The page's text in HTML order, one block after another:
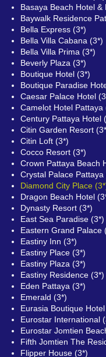
Basaya Beach Hotel &
Baywalk Residence
Bella Express (3*)
Bella Villa Cabana (3*)
Bella Villa Prima (3*)
Beverly Plaza (3*)
Boutique Hotel (3*)
Boutique Paradise
Caesar Palace Hotel
Camelot Hotel Pattaya
Century Pattaya Hotel
Citin Garden Resort
Citin Loft (3*)
Cocco Resort (3*)
Crown Pattaya Beach
Crystal Palace Pattaya
Diamond City Place
Dragon Beach Hotel
Dynasty Resort (3*)
East Sea Paradise (3*)
Eastern Grand Palace
Eastiny Inn (3*)
Eastiny Place (3*)
Eastiny Plaza (3*)
Eastiny Residence (3*)
Eden Pattaya (3*)
Emerald (3*)
Eurasia Boutique
Eurostar International
Eurostar Jomtien
Fifth Jomtien The
Flipper House (3*)